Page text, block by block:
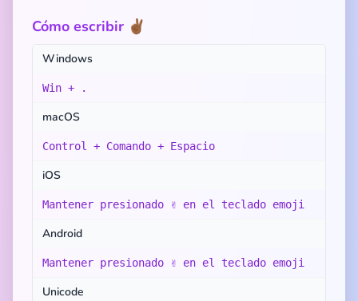
Cómo escribir ✌🏾
Windows
Win + .
macOS
Control + Comando + Espacio
iOS
Mantener presionado ✌️ en el teclado emoji
Android
Mantener presionado ✌️ en el teclado emoji
Unicode